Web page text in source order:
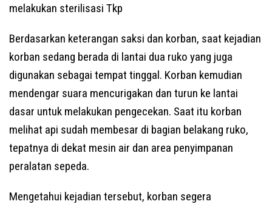
melakukan sterilisasi Tkp
Berdasarkan keterangan saksi dan korban, saat kejadian
korban sedang berada di lantai dua ruko yang juga
digunakan sebagai tempat tinggal. Korban kemudian
mendengar suara mencurigakan dan turun ke lantai
dasar untuk melakukan pengecekan. Saat itu korban
melihat api sudah membesar di bagian belakang ruko,
tepatnya di dekat mesin air dan area penyimpanan
peralatan sepeda.
Mengetahui kejadian tersebut, korban segera